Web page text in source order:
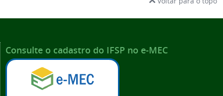
Consulte o cadastro do IFSP no e-MEC